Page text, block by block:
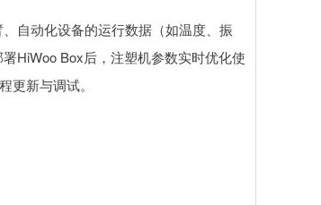
自动化设备的运行数据（如温度、振
HiWoo Box后，注塑机参数实时优化使
更新与调试。